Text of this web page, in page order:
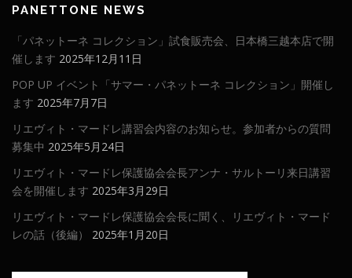
PANETTONE NEWS
「パネットーネ コレクション」試食販売会、日本橋三越本店で開
催します 2025年12月11日
POP UP イベント「サマー・パネットーネ コレクション」開催し
ます 2025年7月7日
リエヴィト・マードレ講習会内容のお知らせ。参加者からの質問
募集中 2025年5月24日
リエヴィト・マードレ保護協会会長アンナ・サルトーリ来日講習
会を開催します 2025年3月29日
リエヴィト・マードレ保護協会会長に聞く、リエヴィト・マード
レの話（後編）
2025年1月20日